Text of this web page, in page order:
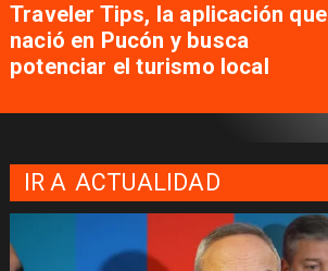
Traveler Tips, la aplicación que
nació en Pucón y busca
potenciar el turismo local
IR A ACTUALIDAD